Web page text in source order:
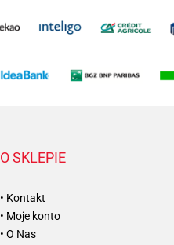
O SKLEPIE
• Kontakt
• Moje konto
• O Nas